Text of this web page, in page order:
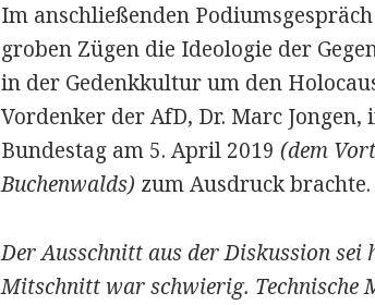
Im anschließenden
groben Zügen die Ideologie der
in der Gedenkkultur um den
Vordenker der AfD, Dr. Marc Jongen,
Bundestag am 5. April 2019(dem
Buchenwalds) zum Ausdruck brachte.
Der Ausschnitt aus der Diskussion
Mitschnitt war schwierig. Technische